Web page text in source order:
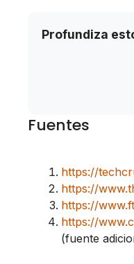
Profundiza
Fuentes
https://
https://
https://
https://
(fuente